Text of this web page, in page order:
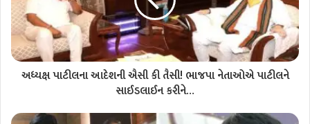
અધ્યક્ષ પાટીલના આદેશની ઐસી કી તૈસી! ભાજપા નેતાઓએ પાટીલને
સાઈડલાઈન કરીને…